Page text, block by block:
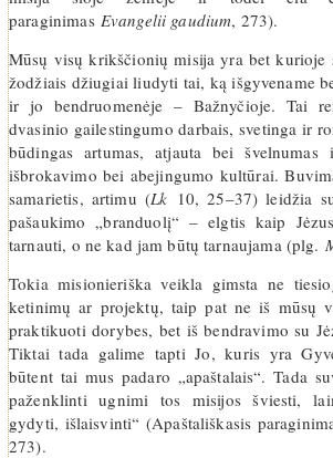
paraginimas Evangelii gaudium, 273).
Mūsų visų krikščionių misija yra bet kurioje
žodžiais džiugiai liudyti tai, ką išgyvename
ir jo bendruomenėje – Bažnyčioje. Tai
dvasinio gailestingumo darbais, svetinga ir
būdingas artumas, atjauta bei
išbrokavimo bei abejingumo kultūrai.
samarietis, artimu (Lk 10, 25–37) leidžia
pašaukimo „branduolį“ – elgtis kaip
tarnauti, o ne kad jam būtų tarnaujama (plg.
Tokia misionieriška veikla gimsta ne
ketinimų ar projektų, taip pat ne iš mūsų
praktikuoti dorybes, bet iš bendravimo su
Tiktai tada galime tapti Jo, kuris yra
būtent tai mus padaro „apaštalais“. Tada
paženklinti ugnimi tos misijos šviesti,
gydyti, išlaisvinti“ (Apaštališkasis
273).